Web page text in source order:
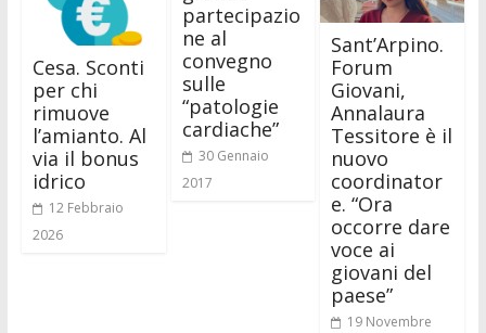
Cesa. Sconti
per chi
rimuove
l’amianto. Al
via il bonus
idrico
12 Febbraio
2026
partecipazio
ne al
convegno
sulle
“patologie
cardiache”
30 Gennaio
2017
Sant’Arpino.
Forum
Giovani,
Annalaura
Tessitore è il
nuovo
coordinator
e. “Ora
occorre dare
voce ai
giovani del
paese”
19 Novembre